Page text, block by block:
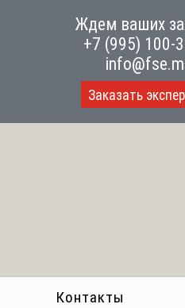
Ждем ваших
+7 (995) 100-
Заказать
Контакты